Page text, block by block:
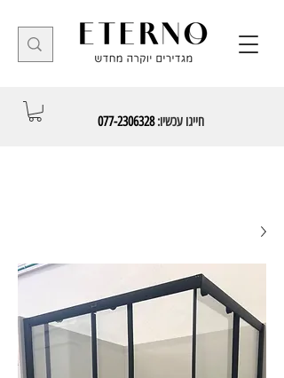
חייגו עכשיו:077-2306328